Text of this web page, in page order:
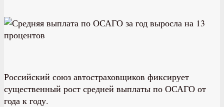
Российский союз автостраховщиков фиксирует
существенный рост средней выплаты по ОСАГО от
года к году.